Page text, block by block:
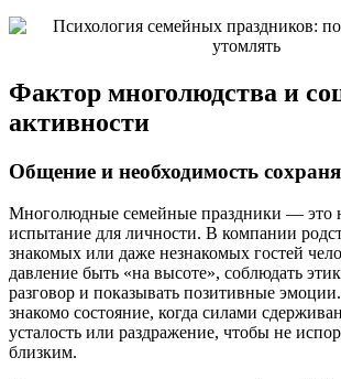
Фактор многолюдства и
активности
Общение и необходимость
Многолюдные семейные праздники — это
испытание для личности. В компании
знакомых или даже незнакомых гостей
давление быть «на высоте», соблюдать
разговор и показывать позитивные
знакомо состояние, когда силами
усталость или раздражение, чтобы не
близким.